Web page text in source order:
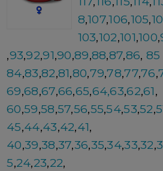
8,107,106,105,
103,102,101,100,
,93,92,91,90,89,88,87,86, 85
84,83,82,81,80,79,78,77,76,
69,68,67,66,65,64,63,62,61,
60,59,58,57,56,55,54,53,52,
45,44,43,42,41,
40,39,38,37,36,35,34,33,32,
5,24,23,22,